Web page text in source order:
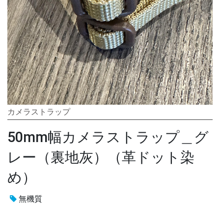
カメラストラップ
50mm幅カメラストラップ＿グ
レー（裏地灰）（革ドット染
め）
無機質